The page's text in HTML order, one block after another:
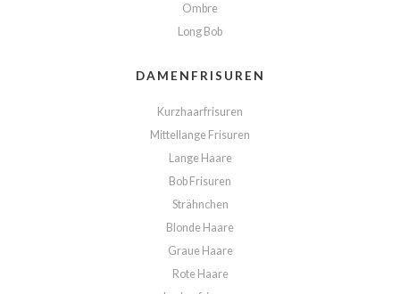
Ombre
Long Bob
DAMENFRISUREN
Kurzhaarfrisuren
Mittellange Frisuren
Lange Haare
Bob Frisuren
Strähnchen
Blonde Haare
Graue Haare
Rote Haare